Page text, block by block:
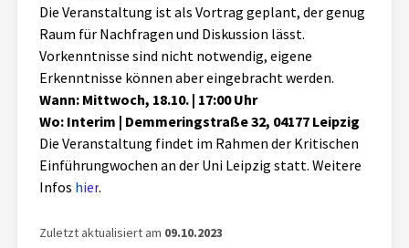
Aktuelles
Alle Beiträge
Veranstaltungen
Pressemitteilungen
Über uns
Projektbeschreibung
Kontakt
Die Veranstaltung ist als Vortrag geplant, der genug
Raum für Nachfragen und Diskussion lässt.
Vorkenntnisse sind nicht notwendig, eigene
Erkenntnisse können aber eingebracht werden.
Wann: Mittwoch, 18.10. | 17:00 Uhr
Wo: Interim | Demmeringstraße 32, 04177 Leipzig
Die Veranstaltung findet im Rahmen der Kritischen
Einführungwochen an der Uni Leipzig statt. Weitere
Infos hier.
Zuletzt aktualisiert am 09.10.2023